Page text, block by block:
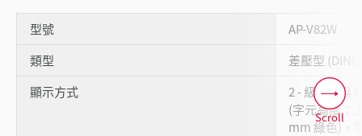
型號
AP-V82W
類型
差壓型 (DIN),
顯示方式
2 - 級顯示具
(字元高度：
mm 綠色)、
Scroll